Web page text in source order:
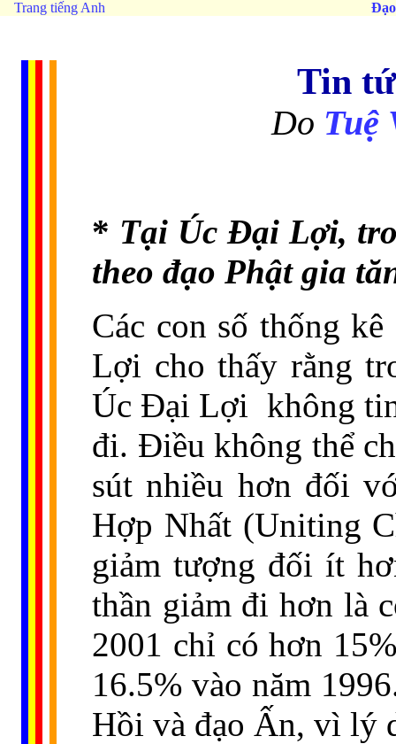
Trang tiếng Anh
Tin
Do Tuệ
* Tại Úc Đại Lợi,
theo đạo Phật gia
Các con số thống
Lợi cho thấy rằng
Úc Đại Lợi không
đi. Điều không thể
sút nhiều hơn đối
Hợp Nhất (Uniting
giảm tượng đối ít
thần giảm đi hơn là
2001 chỉ có hơn
16.5% vào năm
Hồi và đạo Ấn, vì lý